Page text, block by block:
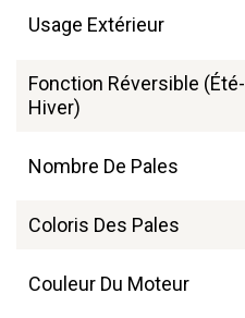
Usage Extérieur
Fonction Réversible (été-
Hiver)
Nombre De Pales
Coloris Des Pales
Couleur Du Moteur